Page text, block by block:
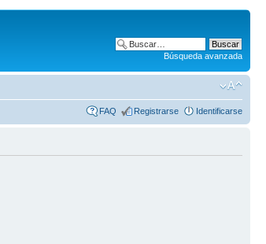
Búsqueda avanzada
FAQ Registrarse Identificarse